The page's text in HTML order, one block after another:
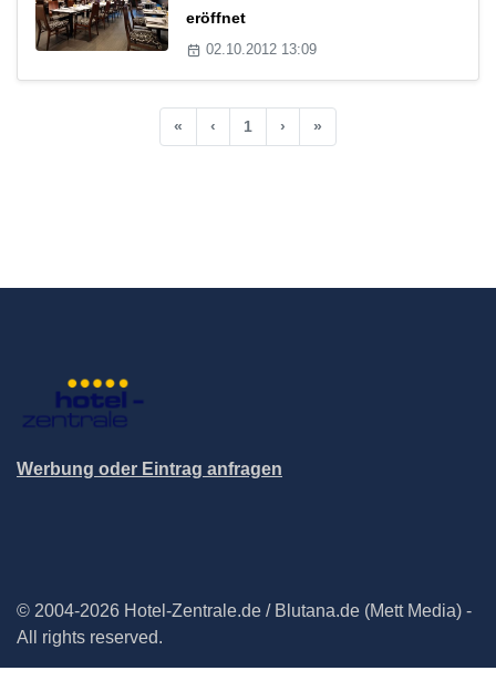
eröffnet
02.10.2012 13:09
« ‹ 1 › »
Werbung oder Eintrag anfragen
© 2004-2026 Hotel-Zentrale.de / Blutana.de (Mett Media) -
All rights reserved.